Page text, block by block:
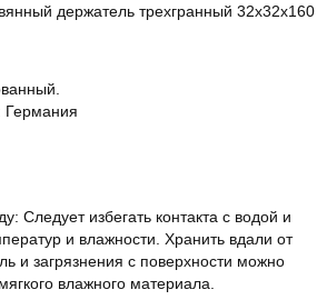
держатель трехгранный 32х32х160
Германия
Следует избегать контакта с водой и
и влажности. Хранить вдали от
и загрязнения с поверхности можно
влажного материала.